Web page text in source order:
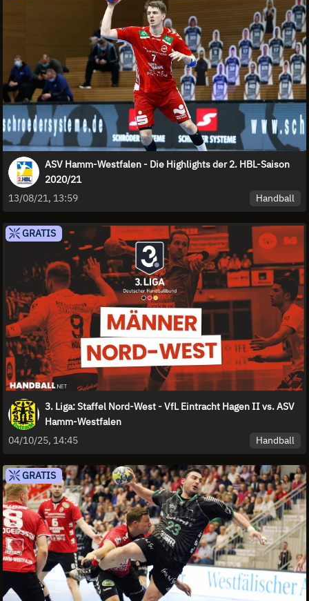
ASV Hamm-Westfalen - Die Highlights der 2. HBL-Saison
2020/21
13/08/21, 13:59
Handball
GRATIS
3. Liga: Staffel Nord-West - VfL Eintracht Hagen II vs. ASV
Hamm-Westfalen
04/10/25, 14:45
Handball
GRATIS